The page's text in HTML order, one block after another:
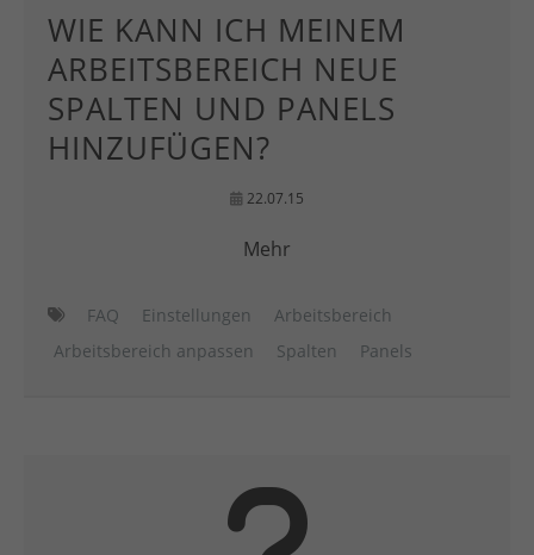
WIE KANN ICH MEINEM
ARBEITSBEREICH NEUE
SPALTEN UND PANELS
HINZUFÜGEN?
22.07.15
Mehr
FAQ Einstellungen
Arbeitsbereich
Arbeitsbereich anpassen
Spalten Panels